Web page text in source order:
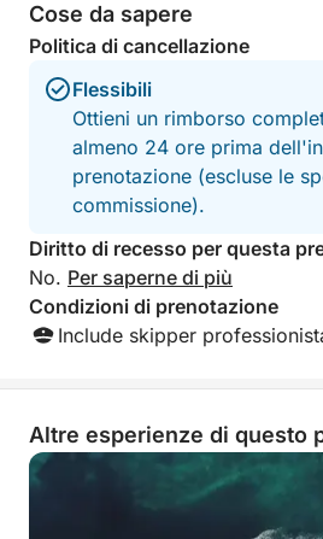
tranquillo lungo la costa più
questa crociera di 4 ore è
godersi il mare senza l'impegno
giornata. È un modo
ventilato per scoprire la magia
Cose da sapere
Politica di cancellazione
Flessibili
Ottieni un rimborso
almeno 24 ore prima
prenotazione (escluse le
commissione).
Diritto di recesso per questa
No. Per saperne di più
Condizioni di prenotazione
Include skipper
Altre esperienze di questo